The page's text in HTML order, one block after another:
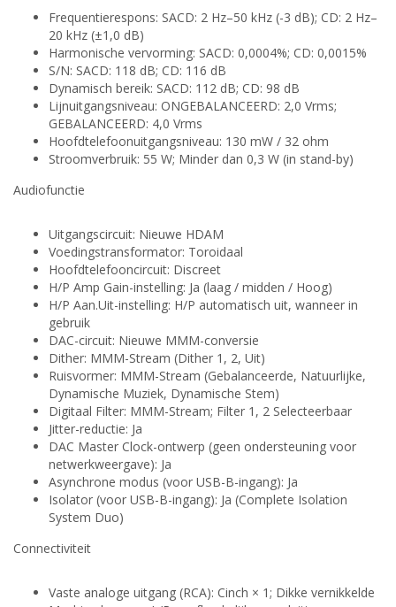
Frequentierespons: SACD: 2 Hz–50 kHz (-3 dB); CD: 2 Hz–
20 kHz (±1,0 dB)
Harmonische vervorming: SACD: 0,0004%; CD: 0,0015%
S/N: SACD: 118 dB; CD: 116 dB
Dynamisch bereik: SACD: 112 dB; CD: 98 dB
Lijnuitgangsniveau: ONGEBALANCEERD: 2,0 Vrms;
GEBALANCEERD: 4,0 Vrms
Hoofdtelefoonuitgangsniveau: 130 mW / 32 ohm
Stroomverbruik: 55 W; Minder dan 0,3 W (in stand-by)
Audiofunctie
Uitgangscircuit: Nieuwe HDAM
Voedingstransformator: Toroidaal
Hoofdtelefooncircuit: Discreet
H/P Amp Gain-instelling: Ja (laag / midden / Hoog)
H/P Aan.Uit-instelling: H/P automatisch uit, wanneer in
gebruik
DAC-circuit: Nieuwe MMM-conversie
Dither: MMM-Stream (Dither 1, 2, Uit)
Ruisvormer: MMM-Stream (Gebalanceerde, Natuurlijke,
Dynamische Muziek, Dynamische Stem)
Digitaal Filter: MMM-Stream; Filter 1, 2 Selecteerbaar
Jitter-reductie: Ja
DAC Master Clock-ontwerp (geen ondersteuning voor
netwerkweergave): Ja
Asynchrone modus (voor USB-B-ingang): Ja
Isolator (voor USB-B-ingang): Ja (Complete Isolation
System Duo)
Connectiviteit
Vaste analoge uitgang (RCA): Cinch × 1; Dikke vernikkelde